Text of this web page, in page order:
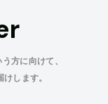
方に向けて、
します。